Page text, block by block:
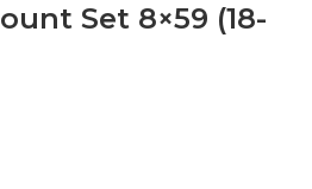
Set 8×59 (18-